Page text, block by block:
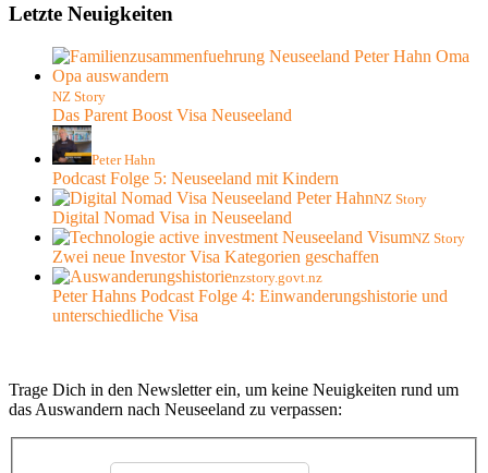
Letzte Neuigkeiten
NZ Story
Das Parent Boost Visa Neuseeland
Peter Hahn
Podcast Folge 5: Neuseeland mit Kindern
NZ Story
Digital Nomad Visa in Neuseeland
NZ Story
Zwei neue Investor Visa Kategorien geschaffen
nzstory.govt.nz
Peter Hahns Podcast Folge 4: Einwanderungshistorie und
unterschiedliche Visa
Trage Dich in den Newsletter ein, um keine Neuigkeiten rund um
das Auswandern nach Neuseeland zu verpassen: